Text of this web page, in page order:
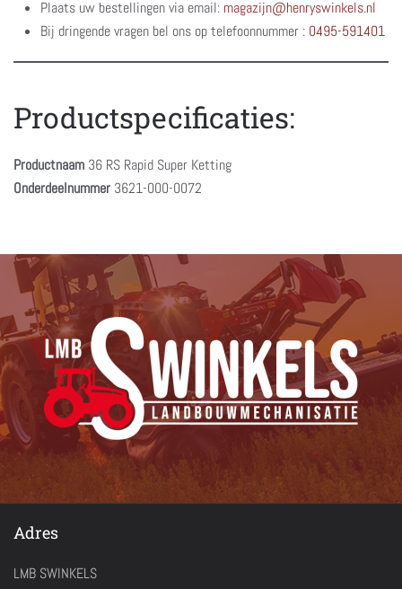
Plaats uw bestellingen via email: magazijn@henryswinkels.nl
Bij dringende vragen bel ons op telefoonnummer : 0495-591401
Productspecificaties:
Productnaam 36 RS Rapid Super Ketting
Onderdeelnummer 3621-000-0072
Adres
LMB SWINKELS